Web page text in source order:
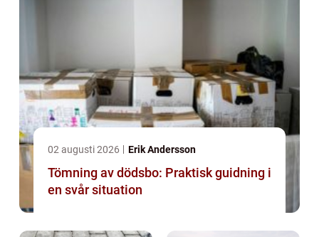
02 augusti 2026 Erik Andersson
Tömning av dödsbo: Praktisk guidning i
en svår situation